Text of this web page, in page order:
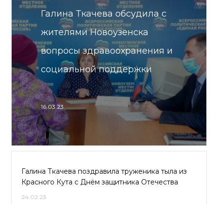
Галина Ткачева обсудила с
жителями Новоузенска
вопросы здравоохранения и
социальной поддержки
16.03.23
Галина Ткачева поздравила труженика тыла из
Красного Кута с Днём защитника Отечества
24.02.23